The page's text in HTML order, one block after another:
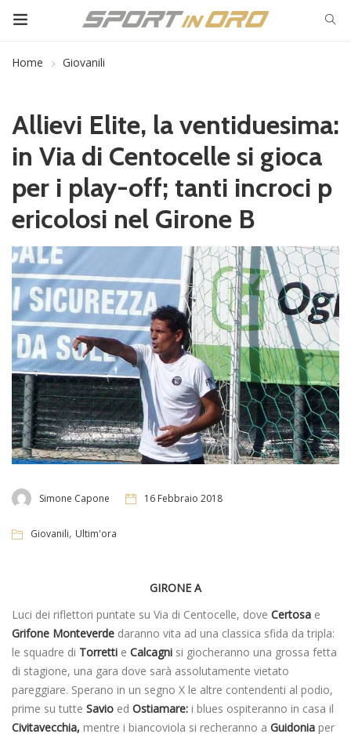
Home Giovanili
Allievi Elite, la ventiduesima:
in Via di Centocelle si gioca
per i play-off; tanti incroci p
ericolosi nel Girone B
Simone Capone 16 Febbraio 2018
Giovanili, Ultim'ora
GIRONE A
Luci dei riflettori puntate su Via di Centocelle, dove Certosa e
Grifone Monteverde daranno vita ad una classica sfida da tripla:
le squadre di Torretti e Calcagni si giocheranno una grossa fetta
di stagione, una gara dove sarà assolutamente vietato
pareggiare. Sperano in un segno X le altre contendenti al podio,
prime su tutte Savio ed Ostiamare: i blues ospiteranno in casa il
Civitavecchia, mentre i biancoviola si recheranno a Guidonia per